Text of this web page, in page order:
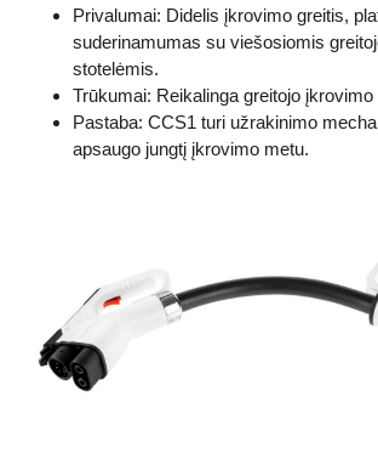
Privalumai: Didelis įkrovimo greitis,
suderinamumas su viešosiomis
stotelėmis.
Trūkumai: Reikalinga greitojo
Pastaba: CCS1 turi užrakinimo
apsaugo jungtį įkrovimo metu.